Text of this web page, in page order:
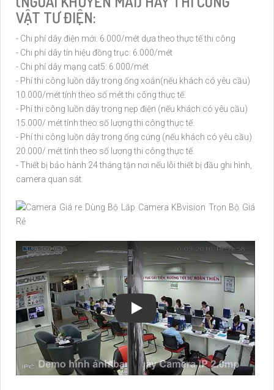
VẬT TƯ ĐIỆN:
- Chi phí dây điện mới: 6.000/mét dựa theo thực tế thi công
- Chi phí dây tín hiệu đồng trục: 6.000/mét
- Chi phí dây mạng cat5: 6.000/mét
- Phí thi công luồn dây trong ống xoắn(nếu khách có yêu cầu)
10.000/mét tính theo số mét thi công thực tế.
- Phí thi công luồn dây trong nẹp điện (nếu khách có yêu cầu)
15.000/ mét tính theo số lượng thi công thực tế.
- Phí thi công luồn dây trong ống cứng (nếu khách có yêu cầu)
20.000/ mét tính theo số lượng thi công thực tế.
- Thiết bị bảo hành 24 tháng tận nơi nếu lỗi thiết bị đầu ghi hình,
camera quan sát.